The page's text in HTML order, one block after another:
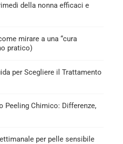
della nonna efficaci e
mirare a una “cura
pratico)
per Scegliere il Trattamento
Peeling Chimico: Differenze,
per pelle sensibile